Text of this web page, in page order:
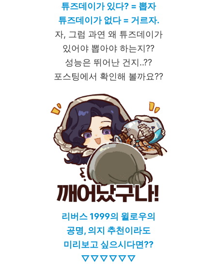
튜즈데이가 있다? = 뽑자
튜즈데이가 없다 = 거르자.
자, 그럼 과연 왜 튜즈데이가
있어야 뽑아야 하는지??
성능은 뛰어난 건지..??
포스팅에서 확인해 볼까요??
리버스 1999의 윌로우의
공명, 의지 추천이라도
미리보고 싶으시다면??
▽▽▽▽▽▽